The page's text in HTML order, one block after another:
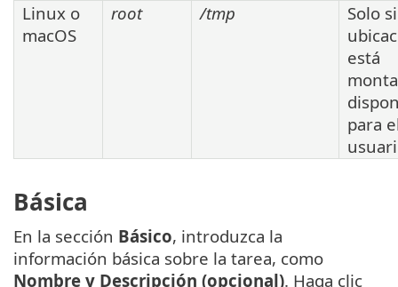
Linux o
macOS
root /tmp
Solo
está
para
Básica
En la sección Básico, introduzca la
información básica sobre la tarea, como
Nombre y Descripción (opcional). Haga clic